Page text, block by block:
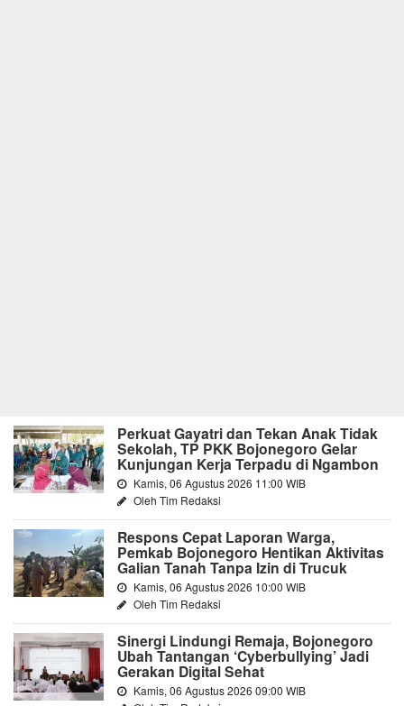
Perkuat Gayatri dan Tekan Anak Tidak
Sekolah, TP PKK Bojonegoro Gelar
Kunjungan Kerja Terpadu di Ngambon
Kamis, 06 Agustus 2026 11:00 WIB
Oleh Tim Redaksi
Respons Cepat Laporan Warga,
Pemkab Bojonegoro Hentikan Aktivitas
Galian Tanah Tanpa Izin di Trucuk
Kamis, 06 Agustus 2026 10:00 WIB
Oleh Tim Redaksi
Sinergi Lindungi Remaja, Bojonegoro
Ubah Tantangan ‘Cyberbullying’ Jadi
Gerakan Digital Sehat
Kamis, 06 Agustus 2026 09:00 WIB